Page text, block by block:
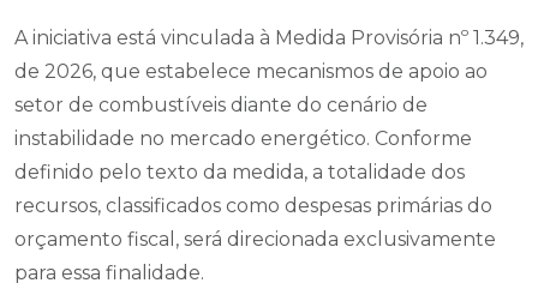
A iniciativa está vinculada à Medida Provisória nº 1.349,
de 2026, que estabelece mecanismos de apoio ao
setor de combustíveis diante do cenário de
instabilidade no mercado energético. Conforme
definido pelo texto da medida, a totalidade dos
recursos, classificados como despesas primárias do
orçamento fiscal, será direcionada exclusivamente
para essa finalidade.